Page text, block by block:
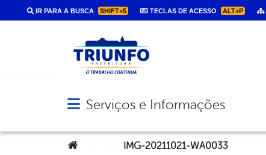
IR PARA A BUSCA SHIFT+5 TECLAS DE ACESSO ALT+P
Abrir menu principal de navegação
Serviços e Informações
Você está aqui:IMG-20211021-WA0033